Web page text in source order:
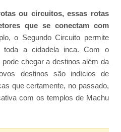
ou circuitos, essas rotas
que se conectam com
o Segundo Circuito permite
toda a cidadela inca. Com o
chegar a destinos além da
destinos são indícios de
que certamente, no passado,
com os templos de Machu